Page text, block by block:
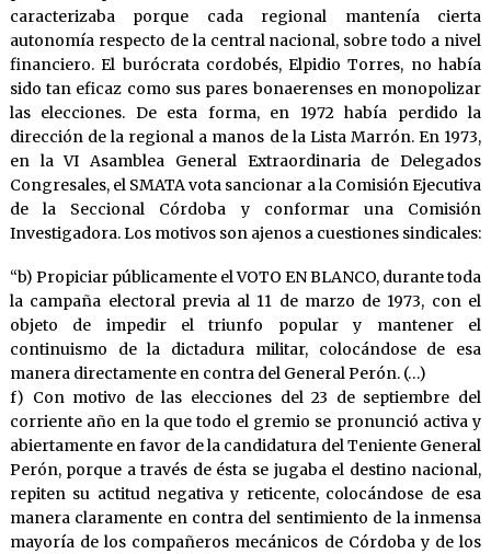
caracterizaba porque cada regional mantenía cierta
autonomía respecto de la central nacional, sobre todo a nivel
financiero. El burócrata cordobés, Elpidio Torres, no había
sido tan eficaz como sus pares bonaerenses en monopolizar
las elecciones. De esta forma, en 1972 había perdido la
dirección de la regional a manos de la Lista Marrón. En 1973,
en la VI Asamblea General Extraordinaria de Delegados
Congresales, el SMATA vota sancionar a la Comisión Ejecutiva
de la Seccional Córdoba y conformar una Comisión
Investigadora. Los motivos son ajenos a cuestiones sindicales:
“b) Propiciar públicamente el VOTO EN BLANCO, durante toda
la campaña electoral previa al 11 de marzo de 1973, con el
objeto de impedir el triunfo popular y mantener el
continuismo de la dictadura militar, colocándose de esa
manera directamente en contra del General Perón. (…)
f) Con motivo de las elecciones del 23 de septiembre del
corriente año en la que todo el gremio se pronunció activa y
abiertamente en favor de la candidatura del Teniente General
Perón, porque a través de ésta se jugaba el destino nacional,
repiten su actitud negativa y reticente, colocándose de esa
manera claramente en contra del sentimiento de la inmensa
mayoría de los compañeros mecánicos de Córdoba y de los